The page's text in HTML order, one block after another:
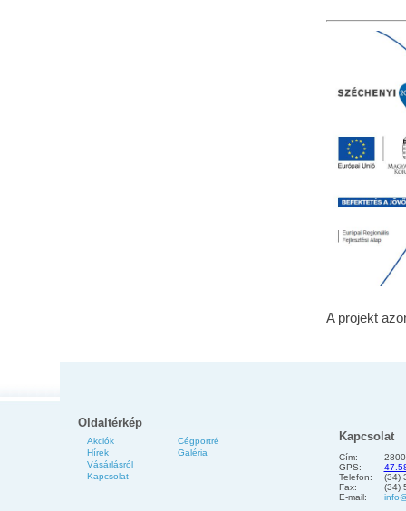
A projekt
Oldaltérkép
Akciók
Hírek
Vásárlásról
Kapcsolat
Cégportré
Galéria
Kapcsolat
Cím:
GPS:
Telefon:
(34)
Fax:
(34)
E-mail: